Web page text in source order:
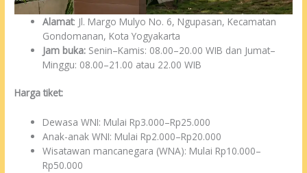
Alamat: Jl. Margo Mulyo No. 6, Ngupasan, Kecamatan
Gondomanan, Kota Yogyakarta
Jam buka: Senin–Kamis: 08.00–20.00 WIB dan Jumat–
Minggu: 08.00–21.00 atau 22.00 WIB
Harga tiket:
Dewasa WNI: Mulai Rp3.000–Rp25.000
Anak-anak WNI: Mulai Rp2.000–Rp20.000
Wisatawan mancanegara (WNA): Mulai Rp10.000–
Rp50.000